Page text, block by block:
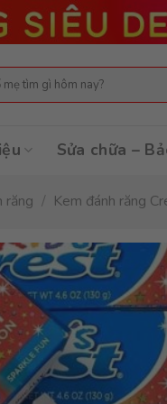
Sửa chữa –
răng / Kem đánh răng